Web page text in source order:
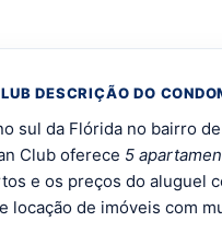
DESCRIÇÃO DO
sul da Flórida no bairro
Club oferece 5
e os preços do aluguel
locação de imóveis com